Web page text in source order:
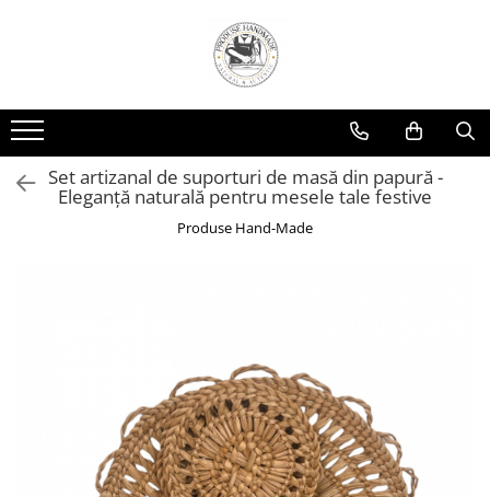
Set artizanal de suporturi de masă din papură -
Eleganță naturală pentru mesele tale festive
Produse Hand-Made